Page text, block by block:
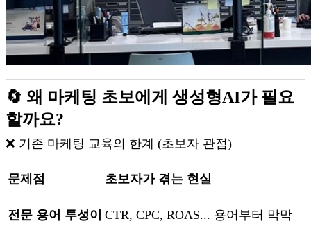
🔄 왜 마케팅 초보에게 생성형AI가 필요
할까요?
❌ 기존 마케팅 교육의 한계 (초보자 관점)
문제점 초보자가 겪는 현실
전문 용어 투성이 CTR, CPC, ROAS... 용어부터 막막